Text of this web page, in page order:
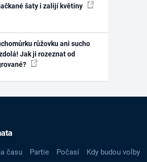
šaty i zalijí květiny
růžovku ani sucho
Jak ji rozeznat od
času Partie Počasí Kdy budou volby